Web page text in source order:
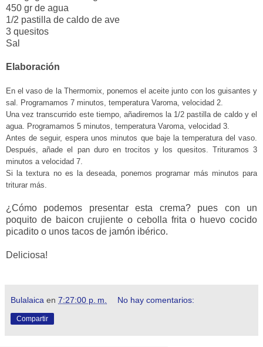
450 gr de agua
1/2 pastilla de caldo de ave
3 quesitos
Sal
Elaboración
En el vaso de la Thermomix, ponemos el aceite junto con los guisantes y
sal. Programamos 7 minutos, temperatura Varoma, velocidad 2.
Una vez transcurrido este tiempo, añadiremos la 1/2 pastilla de caldo y el
agua. Programamos 5 minutos, temperatura Varoma, velocidad 3.
Antes de seguir, espera unos minutos que baje la temperatura del vaso.
Después, añade el pan duro en trocitos y los quesitos. Trituramos 3
minutos a velocidad 7.
Si la textura no es la deseada, ponemos programar más minutos para
triturar más.
¿Cómo podemos presentar esta crema? pues con un
poquito de baicon crujiente o cebolla frita o huevo cocido
picadito o unos tacos de jamón ibérico.
Deliciosa!
Bulalaica en 7:27:00 p. m. No hay comentarios:
Compartir